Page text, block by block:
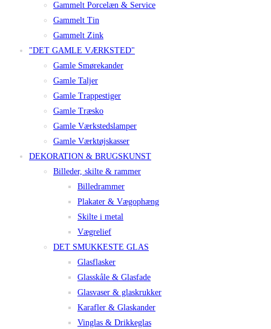
Gammelt Porcelæn & Service
Gammelt Tin
Gammelt Zink
"DET GAMLE VÆRKSTED"
Gamle Smørekander
Gamle Taljer
Gamle Trappestiger
Gamle Træsko
Gamle Værkstedslamper
Gamle Værktøjskasser
DEKORATION & BRUGSKUNST
Billeder, skilte & rammer
Billedrammer
Plakater & Vægophæng
Skilte i metal
Vægrelief
DET SMUKKESTE GLAS
Glasflasker
Glasskåle & Glasfade
Glasvaser & glaskrukker
Karafler & Glaskander
Vinglas & Drikkeglas